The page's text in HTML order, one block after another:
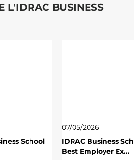
L'IDRAC BUSINESS
School
07/05/2026
IDRAC Business
Best Employer Ex…